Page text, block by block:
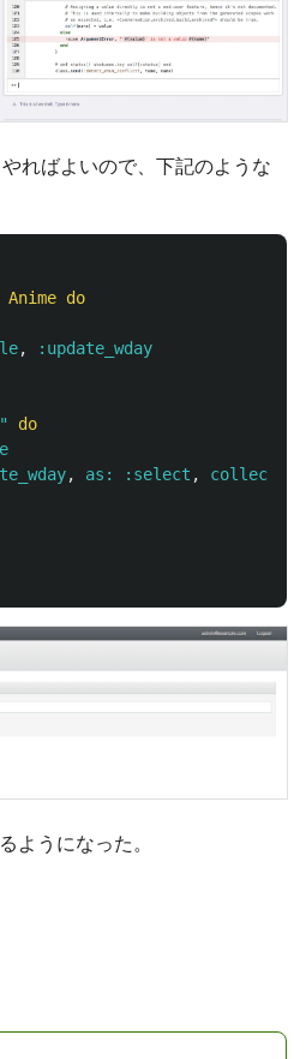
ればよいので、下記のような
Anime do
, :update_wday
do
, as: :select ,
ようになった。